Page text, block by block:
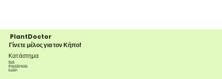
PlantDoctor
Γίνετε μέλος για τον Κήπο!
Κατάστημα
Φυτά
Φροντίδα φυτών
e-shop